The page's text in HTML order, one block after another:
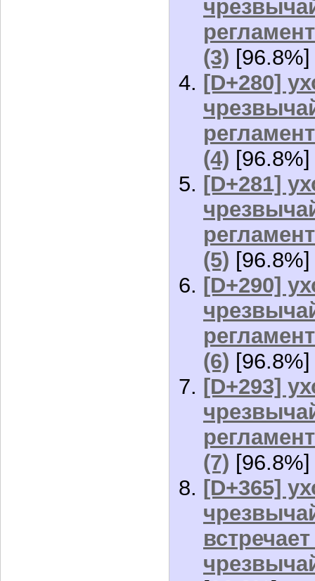
(3) [96.8%]
[D+280]
(4) [96.8%]
[D+281]
(5) [96.8%]
[D+290]
(6) [96.8%]
[D+293]
(7) [96.8%]
[D+365]